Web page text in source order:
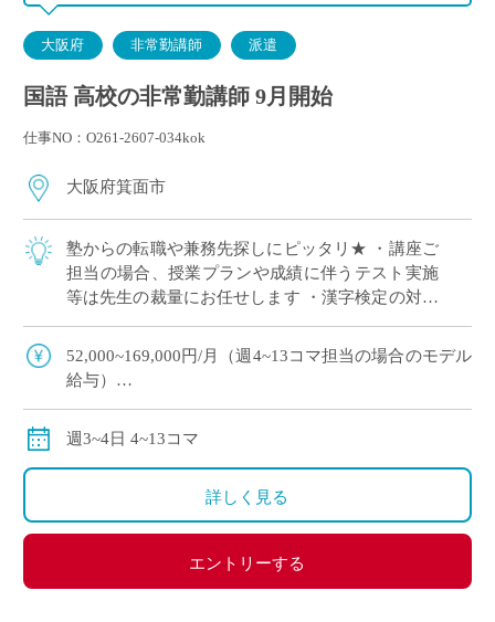
大阪府 非常勤講師 派遣
国語 高校の非常勤講師 9月開始
仕事NO：O261-2607-034kok
大阪府箕面市
塾からの転職や兼務先探しにピッタリ★ ・講座ご
担当の場合、授業プランや成績に伴うテスト実施
等は先生の裁量にお任せします ・漢字検定の対策
い ・通常の国語科のご指導は、教科書レベ […]
52,000~169,000円/月（週4~13コマ担当の場合のモデル
給与）
週3~4日 4~13コマ
詳しく見る
エントリーする